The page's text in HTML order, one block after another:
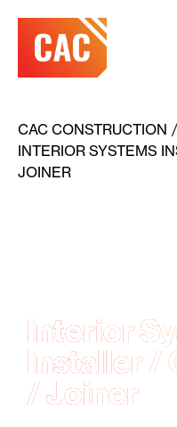
CAC CONSTRUCTION /
INTERIOR SYSTEMS
JOINER
Interior
Installer /
/ Joiner